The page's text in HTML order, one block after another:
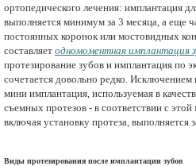
ортопедического лечения: имплантация
выполняется минимум за 3 месяца, а еще
постоянных коронок или мостовидных
составляет одномоментная имплантация
протезирование зубов и имплантация по
сочетается довольно редко. Исключением
мини имплантация, используемая в
съемных протезов - в соответствии с этой
включая установку протеза, выполняется
Виды протезирования после имплантации зубов